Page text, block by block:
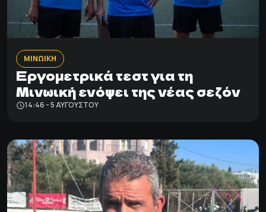
ΜΙΝΩΙΚΗ
Εργομετρικά τεστ για τη
Μινωική ενόψει της νέας σεζόν
14:46 - 5 ΑΥΓΟΎΣΤΟΥ